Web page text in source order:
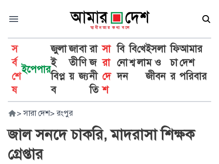
স
র্ব
শে
ষ
ইপেপার
জুলা
ই
বিপ্ল
ব
জা
তী
য়
বা
ণি
জ্য
রা
জ
নী
তি
সা
রা
দে
শ
বি
নো
দন
বি
শ্ব
খে
লা
ইসলা
ম ও
জীবন
ফি
চা
র
আমার
দেশ
পরিবার
> সারা দেশ> রংপুর
জাল সনদে চাকরি, মাদরাসা শিক্ষক
গ্রেপ্তার